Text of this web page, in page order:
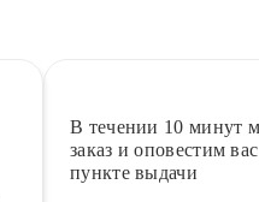
В течении 10 минут
заказ и оповестим
пункте выдачи